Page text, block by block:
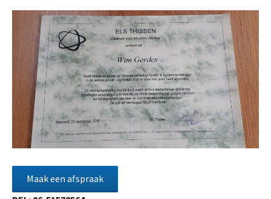
Maak een afspraak